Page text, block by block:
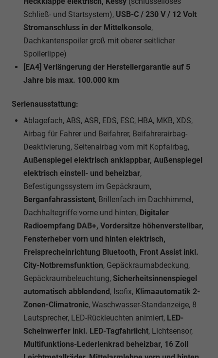
Schließ- und Startsystem), USB-C / 230 V / 12 Volt
Stromanschluss in der Mittelkonsole,
Dachkantenspoiler groß mit oberer seitlicher
Spoilerlippe)
[EA4] Verlängerung der Herstellergarantie auf 5
Jahre bis max. 100.000 km
Serienausstattung:
Ablagefach, ABS, ASR, EDS, ESC, HBA, MKB, XDS,
Airbag für Fahrer und Beifahrer, Beifahrerairbag-
Deaktivierung, Seitenairbag vorn mit Kopfairbag,
Außenspiegel elektrisch anklappbar, Außenspiegel
elektrisch einstell- und beheizbar,
Befestigungssystem im Gepäckraum,
Berganfahrassistent, Brillenfach im Dachhimmel,
Dachhaltegriffe vorne und hinten, Digitaler
Radioempfang DAB+, Vordersitze höhenverstellbar,
Fensterheber vorn und hinten elektrisch,
Freisprecheinrichtung Bluetooth, Front Assist inkl.
City-Notbremsfunktion, Gepäckraumabdeckung,
Gepäckraumbeleuchtung, Sicherheitsinnenspiegel
automatisch abblendend, Isofix, Klimaautomatik 2-
Zonen-Climatronic, Waschwasser-Standanzeige, 8
Lautsprecher, LED-Rückleuchten animiert, LED-
Scheinwerfer inkl. LED-Tagfahrlicht, Lichtsensor,
Multifunktions-Lederlenkrad beheizbar, 16 Zoll